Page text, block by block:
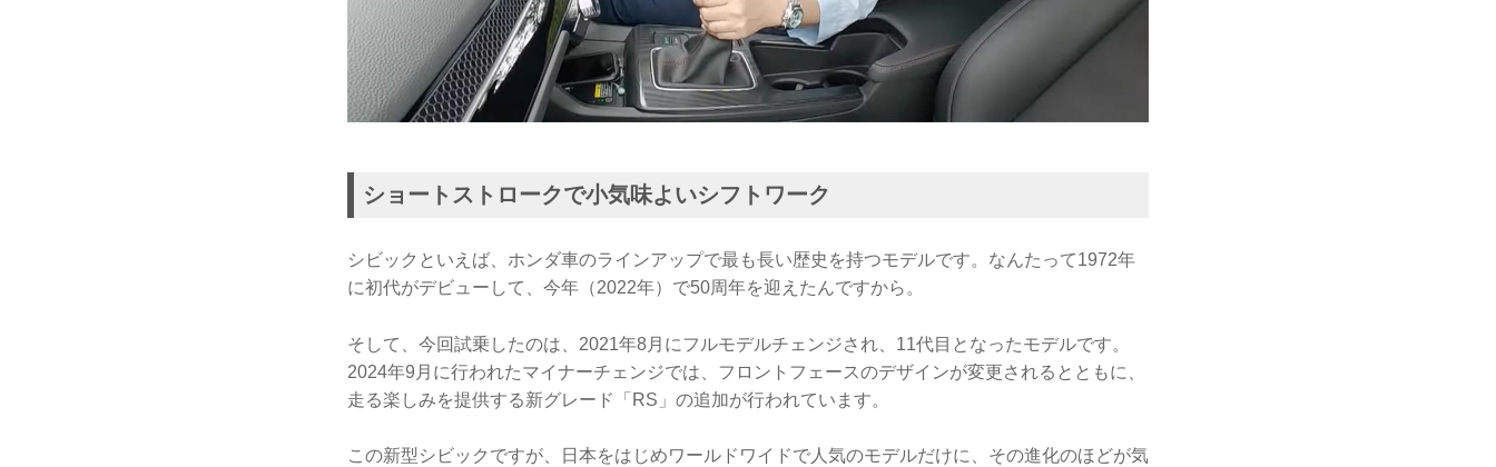
ショートストロークで小気味よいシフトワーク
シビックといえば、ホンダ車のラインアップで最も長い歴史を持つモデルです。なんたって1972年
に初代がデビューして、今年（2022年）で50周年を迎えたんですから。
そして、今回試乗したのは、2021年8月にフルモデルチェンジされ、11代目となったモデルです。
2024年9月に行われたマイナーチェンジでは、フロントフェースのデザインが変更されるとともに、
走る楽しみを提供する新グレード「RS」の追加が行われています。
この新型シビックですが、日本をはじめワールドワイドで人気のモデルだけに、その進化のほどが気